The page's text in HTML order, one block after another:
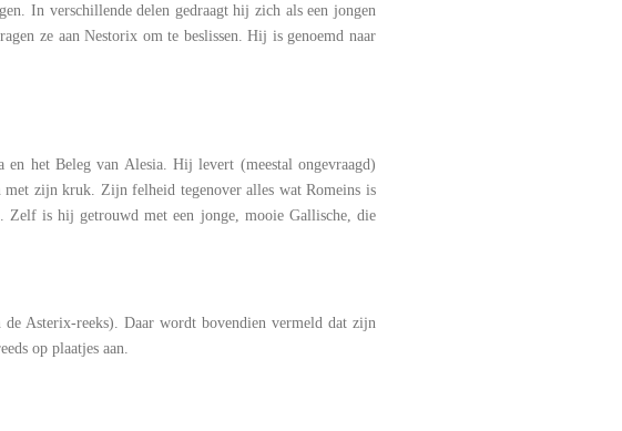
In verschillende delen gedraagt hij zich als een jongen
ze aan Nestorix om te beslissen. Hij is genoemd naar
en het Beleg van Alesia. Hij levert (meestal ongevraagd)
zijn kruk. Zijn felheid tegenover alles wat Romeins is
Zelf is hij getrouwd met een jonge, mooie Gallische, die
Asterix-reeks). Daar wordt bovendien vermeld dat zijn
op plaatjes aan.